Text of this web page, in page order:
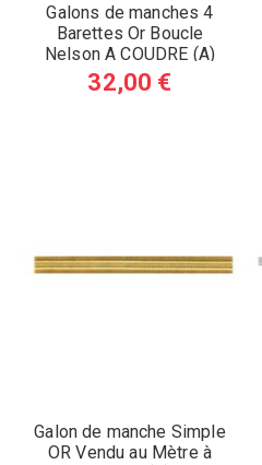
Galons de manches 4
Barettes Or Boucle
Nelson A COUDRE (A)
32,00 €
Galon de manche Simple
OR Vendu au Mètre à